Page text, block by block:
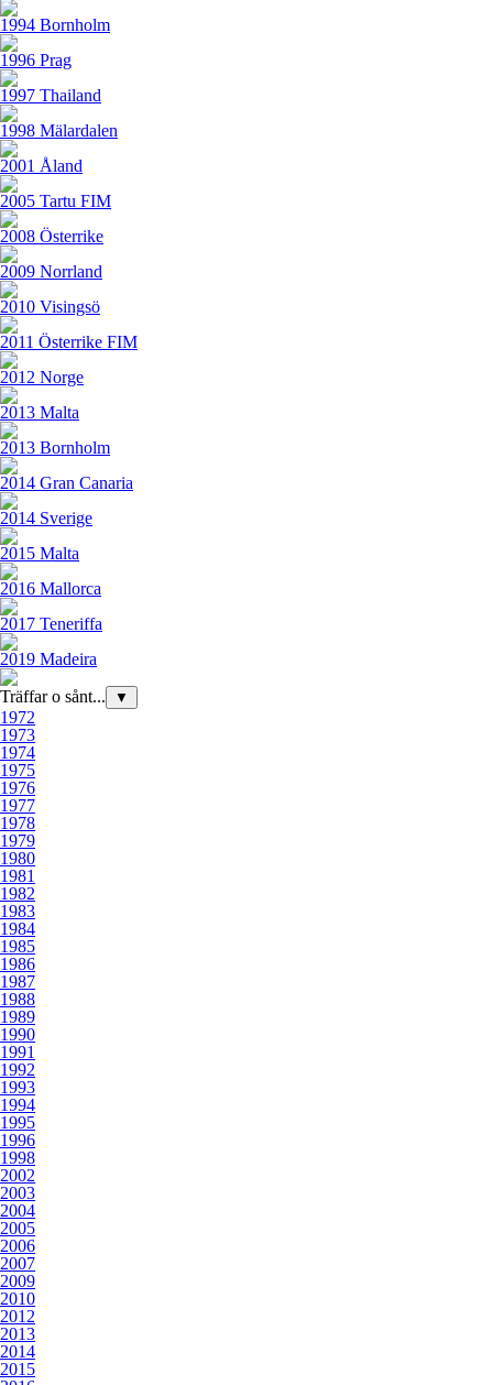
1994 Bornholm
1996 Prag
1997 Thailand
1998 Mälardalen
2001 Åland
2005 Tartu FIM
2008 Österrike
2009 Norrland
2010 Visingsö
2011 Österrike FIM
2012 Norge
2013 Malta
2013 Bornholm
2014 Gran Canaria
2014 Sverige
2015 Malta
2016 Mallorca
2017 Teneriffa
2019 Madeira
Träffar o sånt...
▼
1972
1973
1974
1975
1976
1977
1978
1979
1980
1981
1982
1983
1984
1985
1986
1987
1988
1989
1990
1991
1992
1993
1994
1995
1996
1998
2002
2003
2004
2005
2006
2007
2009
2010
2012
2013
2014
2015